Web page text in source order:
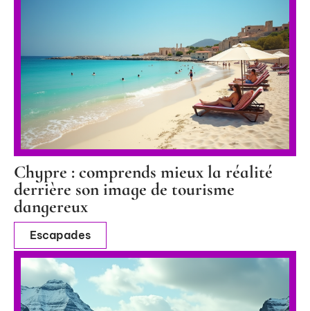
Chypre : comprends mieux la réalité
derrière son image de tourisme
dangereux
Escapades